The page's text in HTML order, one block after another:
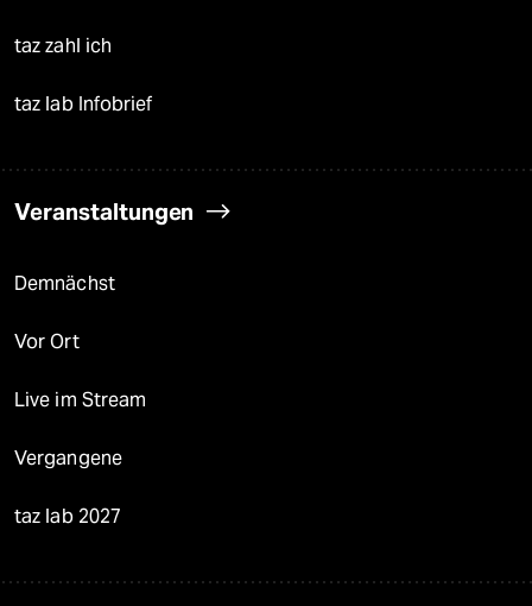
taz zahl ich
taz lab Infobrief
Veranstaltungen
Demnächst
Vor Ort
Live im Stream
Vergangene
taz lab 2027